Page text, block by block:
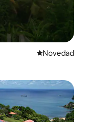
Lugar para
Novedad